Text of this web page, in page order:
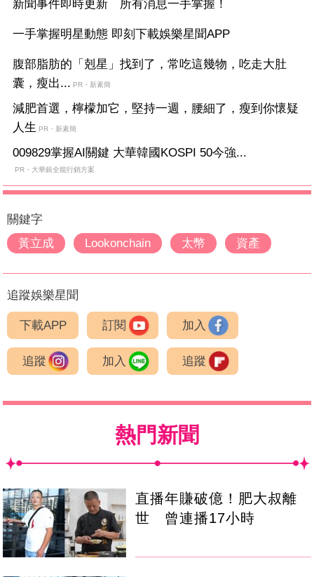
新聞事件即時更新 所有消息一手掌握！
一手掌握明星動態 即刻下載娛樂星聞APP
腹部脂肪的「剋星」找到了，常吃這幾物，吃走大肚
囊，瘦出... PR・新素簡
減肥首選，檸檬加它，堅持一週，腰細了，瘦到你懷疑
人生
PR・新素簡
009829掌握AI關鍵 大華韓國KOSPI 50今強...
PR・大華銀全能行銷方案
關鍵字
黃立成
Lookonchain 太幣 資產
追蹤娛樂星聞
下載APP 訂閱 加入
追蹤 加入 追蹤
熱門新聞
直播年賺破億！肥大叔離
世 曾連播17小時